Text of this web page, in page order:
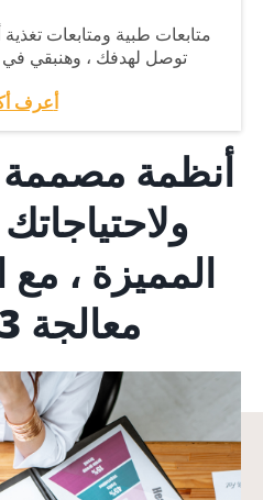
متابعات طبية ومتابعات تغذية
توصل لهدفك ، وهنبقي
أعرف
أنظمة
المميزة ، مع
معالجة 3 محاور